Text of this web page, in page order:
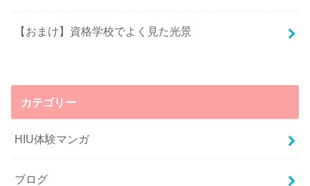
【おまけ】資格学校でよく見た光景
カテゴリー
HIU体験マンガ
ブログ